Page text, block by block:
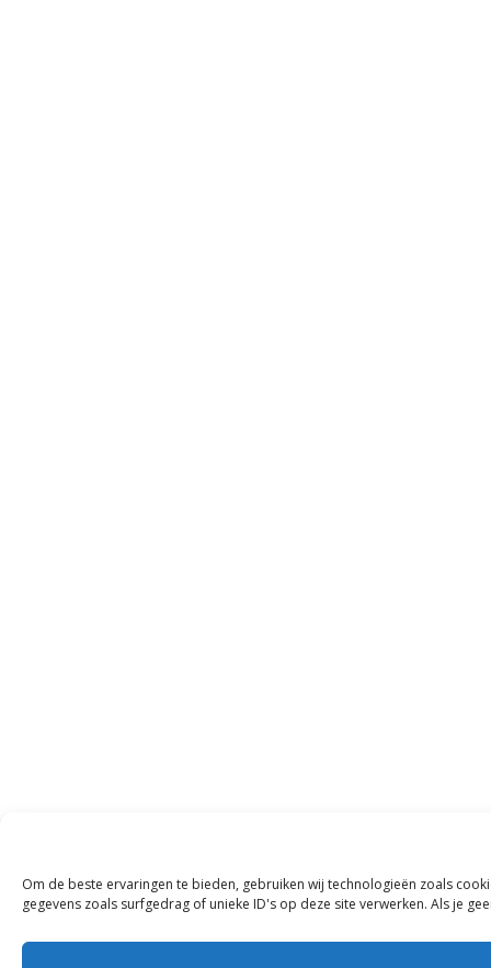
Om de beste ervaringen te bieden, gebruiken wij technologieën zoals
gegevens zoals surfgedrag of unieke ID's op deze site verwerken. Als je